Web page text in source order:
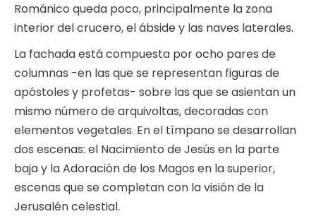
Románico queda poco, principalmente la zona
interior del crucero, el ábside y las naves laterales.
La fachada está compuesta por ocho pares de
columnas -en las que se representan figuras de
apóstoles y profetas- sobre las que se asientan un
mismo número de arquivoltas, decoradas con
elementos vegetales. En el tímpano se desarrollan
dos escenas: el Nacimiento de Jesús en la parte
baja y la Adoración de los Magos en la superior,
escenas que se completan con la visión de la
Jerusalén celestial.